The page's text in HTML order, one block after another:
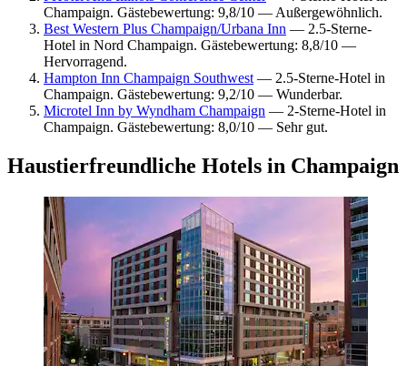
Champaign. Gästebewertung: 9,8/10 — Außergewöhnlich.
Best Western Plus Champaign/Urbana Inn — 2.5-Sterne-
Hotel in Nord Champaign. Gästebewertung: 8,8/10 —
Hervorragend.
Hampton Inn Champaign Southwest — 2.5-Sterne-Hotel in
Champaign. Gästebewertung: 9,2/10 — Wunderbar.
Microtel Inn by Wyndham Champaign — 2-Sterne-Hotel in
Champaign. Gästebewertung: 8,0/10 — Sehr gut.
Haustierfreundliche Hotels in Champaign